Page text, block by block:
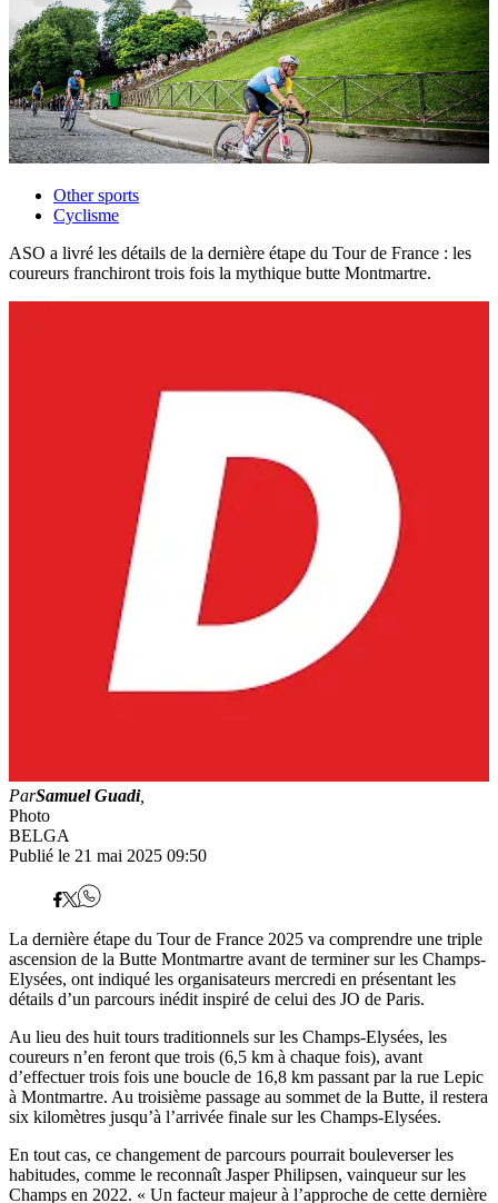
Other sports
Cyclisme
ASO a livré les détails de la dernière étape du Tour de France : les
coureurs franchiront trois fois la mythique butte Montmartre.
ParSamuel Guadi,
Photo
BELGA
Publié le 21 mai 2025 09:50
La dernière étape du Tour de France 2025 va comprendre une triple
ascension de la Butte Montmartre avant de terminer sur les Champs-
Elysées, ont indiqué les organisateurs mercredi en présentant les
détails d’un parcours inédit inspiré de celui des JO de Paris.
Au lieu des huit tours traditionnels sur les Champs-Elysées, les
coureurs n’en feront que trois (6,5 km à chaque fois), avant
d’effectuer trois fois une boucle de 16,8 km passant par la rue Lepic
à Montmartre. Au troisième passage au sommet de la Butte, il restera
six kilomètres jusqu’à l’arrivée finale sur les Champs-Elysées.
En tout cas, ce changement de parcours pourrait bouleverser les
habitudes, comme le reconnaît Jasper Philipsen, vainqueur sur les
Champs en 2022. « Un facteur majeur à l’approche de cette dernière